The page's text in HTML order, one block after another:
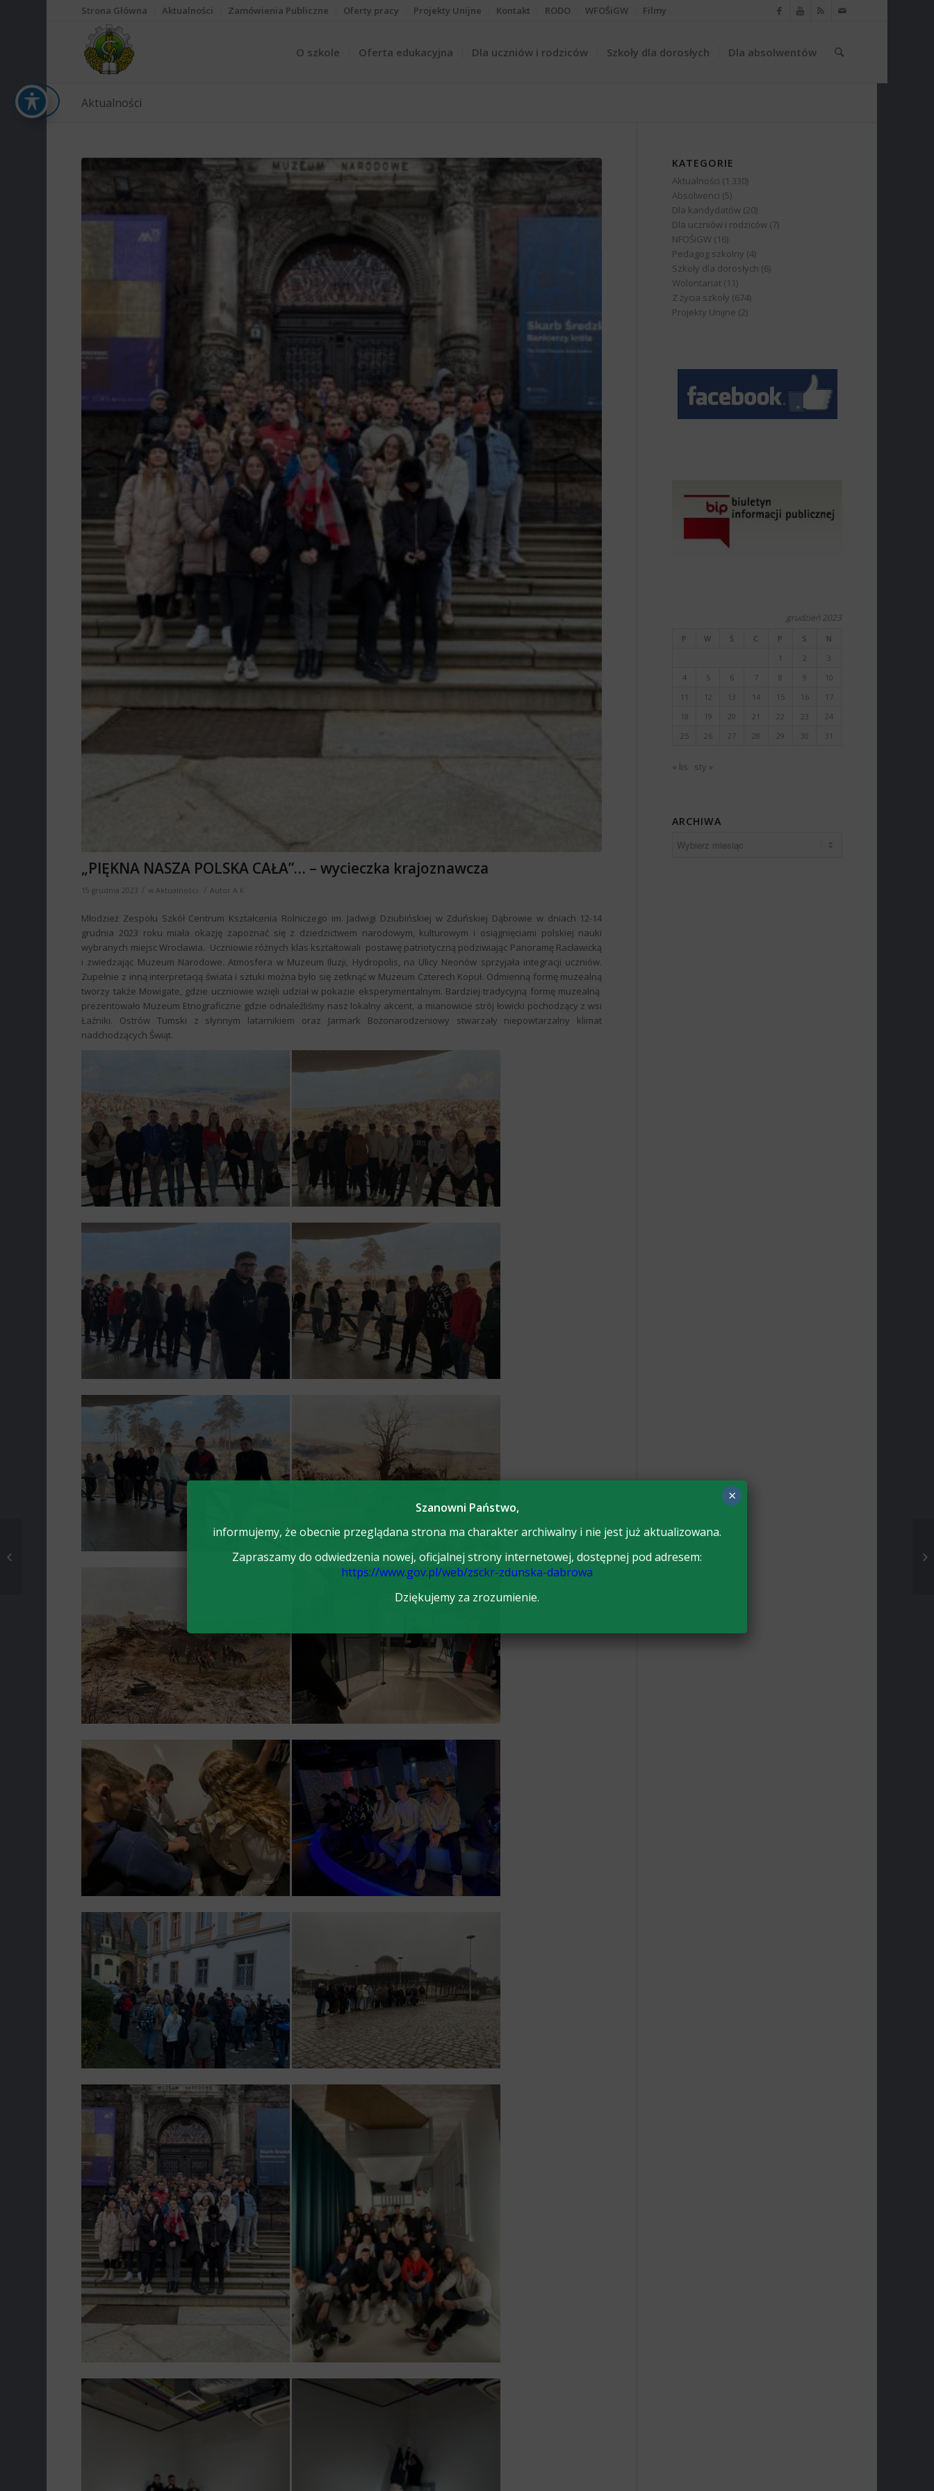
Strona Główna Aktualności Zamówienia Publiczne Oferty pracy Projekty Unijne Kontakt RODO WFOŚiGW Filmy
O szkole Oferta edukacyjna Dla uczniów i rodziców Szkoły dla dorosłych Dla absolwentów
Aktualności
„PIĘKNA NASZA POLSKA CAŁA”… – wycieczka krajoznawcza
15 grudnia 2023 / w Aktualności / Autor A K
Młodzież Zespołu Szkół Centrum Kształcenia Rolniczego im. Jadwigi Dziubińskiej w Zduńskiej Dąbrowie w dniach 12-14
grudnia 2023 roku miała okazję zapoznać się z dziedzictwem narodowym, kulturowym i osiągnięciami polskiej nauki
wybranych miejsc Wrocławia. Uczniowie różnych klas kształtowali postawę patriotyczną podziwiając Panoramę Racławicką
i zwiedzając Muzeum Narodowe. Atmosfera w Muzeum Iluzji, Hydropolis, na Ulicy Neonów sprzyjała integracji uczniów.
Zupełnie z inną interpretacją świata i sztuki można było się zetknąć w Muzeum Czterech Kopuł. Odmienną formę muzealną
tworzy także Mowigate, gdzie uczniowie wzięli udział w pokazie eksperymentalnym. Bardziej tradycyjną formę muzealną
prezentowało Muzeum Etnograficzne gdzie odnaleźliśmy nasz lokalny akcent, a mianowicie strój łowicki pochodzący z wsi
Łaźniki. Ostrów Tumski z słynnym latarnikiem oraz Jarmark Bożonarodzeniowy stwarzały niepowtarzalny klimat
nadchodzących Świąt.
KATEGORIE
Aktualności (1 330)
Absolwenci (5)
Dla kandydatów (20)
Dla uczniów i rodziców (7)
NFOŚiGW (16)
Pedagog szkolny (4)
Szkoły dla dorosłych (6)
Wolontariat (11)
Z życia szkoły (674)
Projekty Unijne (2)
grudzień 2023
P W Ś C P S
N
1
2
3
4
5 6 7 8 9
10
11
12 13 14 15 16
17
18
19 20 21 22 23
24
25
26 27 28 29 30 31
« lis sty »
ARCHIWA
Szanowni Państwo,
informujemy, że obecnie przeglądana strona ma charakter archiwalny i nie jest już aktualizowana.
Zapraszamy do odwiedzenia nowej, oficjalnej strony internetowej, dostępnej pod adresem:
https://www.gov.pl/web/zsckr-zdunska-dabrowa
Dziękujemy za zrozumienie.
×